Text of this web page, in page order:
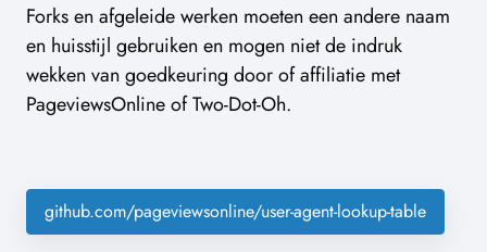
Forks en afgeleide werken moeten een andere naam
en huisstijl gebruiken en mogen niet de indruk
wekken van goedkeuring door of affiliatie met
PageviewsOnline of Two-Dot-Oh.
github.com/pageviewsonline/user-agent-lookup-table